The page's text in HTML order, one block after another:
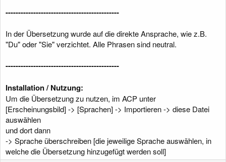
---------------------------------------------
In der Übersetzung wurde auf die direkte Ansprache, wie z.B.
"Du" oder "Sie" verzichtet. Alle Phrasen sind neutral.
---------------------------------------------
Installation / Nutzung:
Um die Übersetzung zu nutzen, im ACP unter
[Erscheinungsbild] -> [Sprachen] -> Importieren -> diese Datei
auswählen
und dort dann
-> Sprache überschreiben [die jeweilige Sprache auswählen, in
welche die Übersetzung hinzugefügt werden soll]